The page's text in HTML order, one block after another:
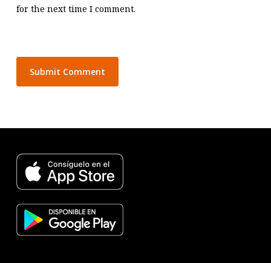
for the next time I comment.